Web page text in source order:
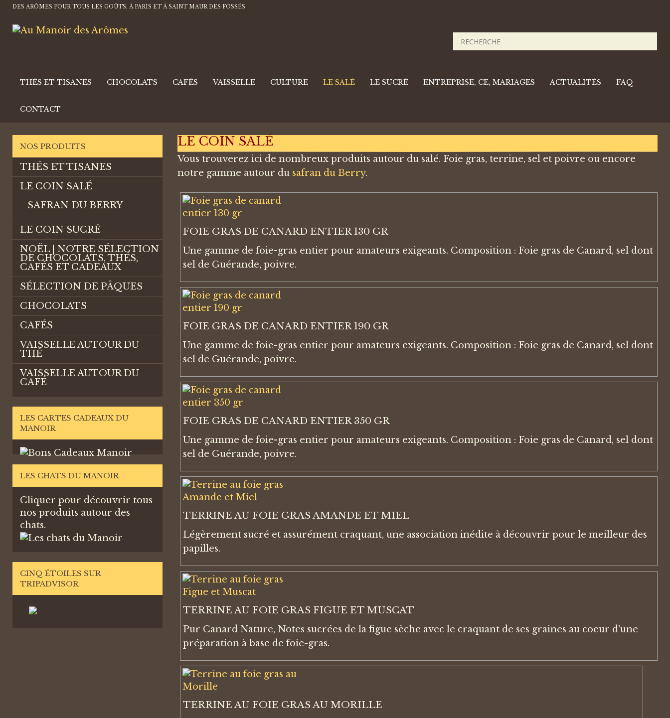
DES ARÔMES POUR TOUS LES GOÛTS, À PARIS ET À SAINT MAUR DES FOSSÉS
THÉS ET TISANES CHOCOLATS CAFÉS VAISSELLE CULTURE LE SALÉ LE SUCRÉ ENTREPRISE, CE, MARIAGES ACTUALITÉS FAQ
CONTACT
NOS PRODUITS
THÉS ET TISANES
LE COIN SALÉ
SAFRAN DU BERRY
LE COIN SUCRÉ
NOËL | NOTRE SÉLECTION
DE CHOCOLATS, THÉS,
CAFÉS ET CADEAUX
SÉLECTION DE PÂQUES
CHOCOLATS
CAFÉS
VAISSELLE AUTOUR DU
THÉ
VAISSELLE AUTOUR DU
CAFÉ
LES CARTES CADEAUX DU
MANOIR
LES CHATS DU MANOIR
Cliquer pour découvrir tous
nos produits autour des
chats.
CINQ ÉTOILES SUR
TRIPADVISOR
LE COIN SALÉ
Vous trouverez ici de nombreux produits autour du salé. Foie gras, terrine, sel et poivre ou encore
notre gamme autour du safran du Berry.
FOIE GRAS DE CANARD ENTIER 130 GR
Une gamme de foie-gras entier pour amateurs exigeants. Composition : Foie gras de Canard, sel dont
sel de Guérande, poivre.
FOIE GRAS DE CANARD ENTIER 190 GR
Une gamme de foie-gras entier pour amateurs exigeants. Composition : Foie gras de Canard, sel dont
sel de Guérande, poivre.
FOIE GRAS DE CANARD ENTIER 350 GR
Une gamme de foie-gras entier pour amateurs exigeants. Composition : Foie gras de Canard, sel dont
sel de Guérande, poivre.
TERRINE AU FOIE GRAS AMANDE ET MIEL
Légèrement sucré et assurément craquant, une association inédite à découvrir pour le meilleur des
papilles.
TERRINE AU FOIE GRAS FIGUE ET MUSCAT
Pur Canard Nature, Notes sucrées de la figue sèche avec le craquant de ses graines au coeur d'une
préparation à base de foie-gras.
TERRINE AU FOIE GRAS AU MORILLE